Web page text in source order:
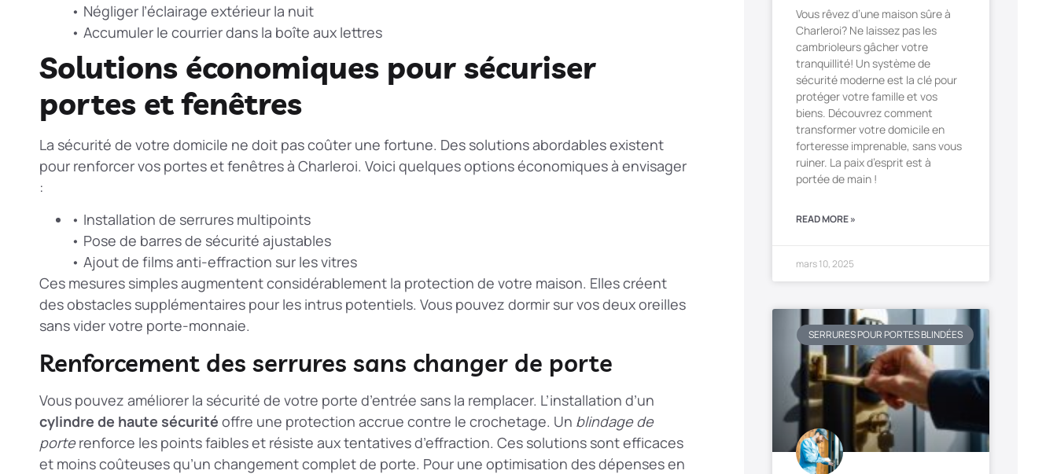
• Négliger l’éclairage extérieur la nuit
• Accumuler le courrier dans la boîte aux lettres
Solutions économiques pour sécuriser
portes et fenêtres
La sécurité de votre domicile ne doit pas coûter une fortune. Des solutions abordables existent
pour renforcer vos portes et fenêtres à Charleroi. Voici quelques options économiques à envisager
:
• Installation de serrures multipoints
• Pose de barres de sécurité ajustables
• Ajout de films anti-effraction sur les vitres
Ces mesures simples augmentent considérablement la protection de votre maison. Elles créent
des obstacles supplémentaires pour les intrus potentiels. Vous pouvez dormir sur vos deux oreilles
sans vider votre porte-monnaie.
Renforcement des serrures sans changer de porte
Vous pouvez améliorer la sécurité de votre porte d’entrée sans la remplacer. L’installation d’un
cylindre de haute sécurité offre une protection accrue contre le crochetage. Un blindage de
porterenforce les points faibles et résiste aux tentatives d’effraction. Ces solutions sont efficaces
et moins coûteuses qu’un changement complet de porte. Pour une optimisation des dépenses en
Vous rêvez d’une maison sûre à
Charleroi? Ne laissez pas les
cambrioleurs gâcher votre
tranquillité! Un système de
sécurité moderne est la clé pour
protéger votre famille et vos
biens. Découvrez comment
transformer votre domicile en
forteresse imprenable, sans vous
ruiner. La paix d’esprit est à
portée de main !
READ MORE »
mars 10, 2025
SERRURES POUR PORTES BLINDÉES